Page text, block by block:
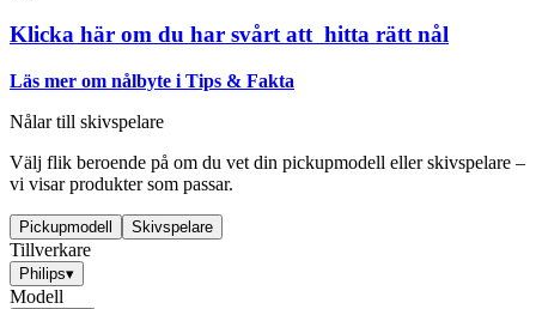
Klicka här om du har svårt att hitta rätt nål
Läs mer om nålbyte i Tips & Fakta
Nålar till skivspelare
Välj flik beroende på om du vet din pickupmodell eller skivspelare –
vi visar produkter som passar.
Pickupmodell Skivspelare
Tillverkare
Philips▾
Modell